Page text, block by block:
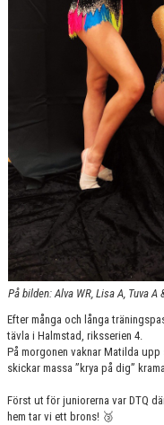
På bilden: Alva WR, Lisa A, Tuva A
Efter många och långa
tävla i Halmstad, riksserien 4.
På morgonen vaknar Matilda
skickar massa ”krya på dig”
Först ut för juniorerna var DTQ
hem tar vi ett brons! 🥉